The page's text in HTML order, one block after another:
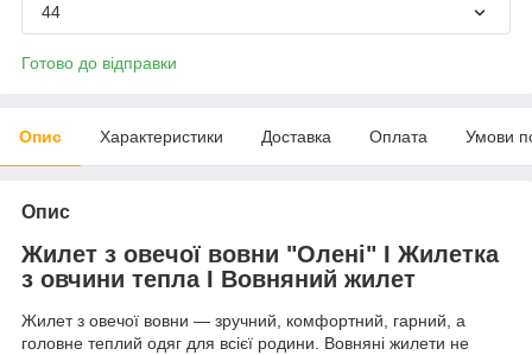
44
Готово до відправки
Опис Характеристики Доставка Оплата Умови
Опис
Жилет з овечої вовни "Олені" I Жилетка
з овчини тепла I Вовняний жилет
Жилет з овечої вовни — зручний, комфортний, гарний, а
головне теплий одяг для всієї родини. Вовняні жилети не